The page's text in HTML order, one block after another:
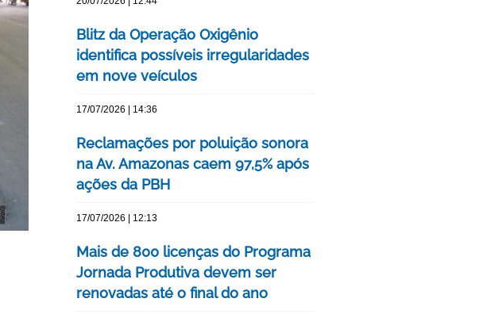
Blitz da Operação Oxigênio
identifica possíveis irregularidades
em nove veículos
17/07/2026 | 14:36
Reclamações por poluição sonora
na Av. Amazonas caem 97,5% após
ações da PBH
17/07/2026 | 12:13
Mais de 800 licenças do Programa
Jornada Produtiva devem ser
renovadas até o final do ano